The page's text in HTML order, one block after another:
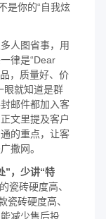
是你的“自我炫
人图省事，用
律是“Dear
，质量好、价
眼就知道是群
邮件都加入客
文里提及客户
的重点，让客
撒网。
”，少讲“特
瓷砖硬度高、
瓷砖硬度高、
减少售后投